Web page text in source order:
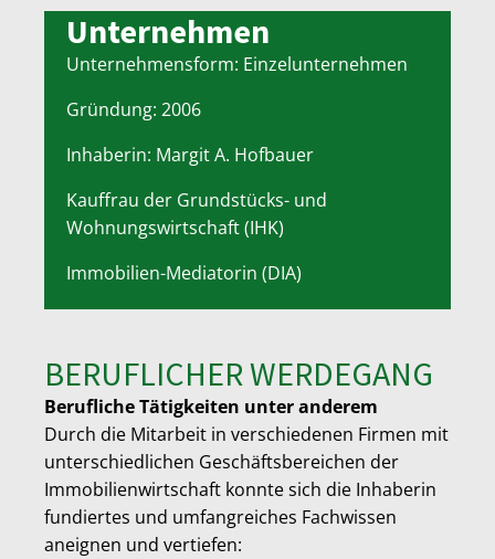
Unternehmen
Unternehmensform: Einzelunternehmen
Gründung: 2006
Inhaberin: Margit A. Hofbauer
Kauffrau der Grundstücks- und
Wohnungswirtschaft (IHK)
Immobilien-Mediatorin (DIA)
BERUFLICHER WERDEGANG
Berufliche Tätigkeiten unter anderem
Durch die Mitarbeit in verschiedenen Firmen mit
unterschiedlichen Geschäftsbereichen der
Immobilienwirtschaft konnte sich die Inhaberin
fundiertes und umfangreiches Fachwissen
aneignen und vertiefen: